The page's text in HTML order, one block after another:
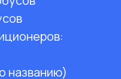
названию)